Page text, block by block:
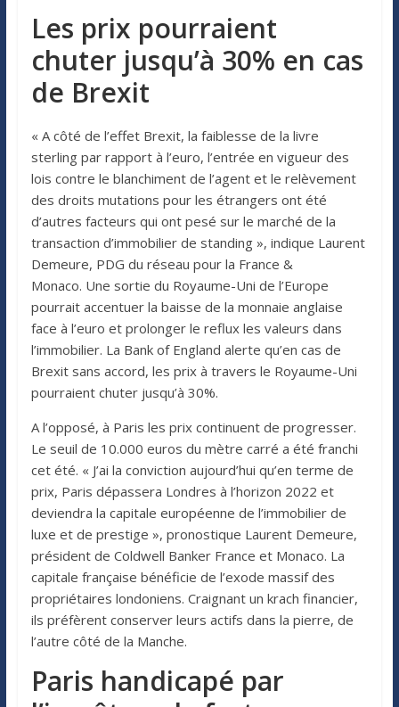
Les prix pourraient
chuter jusqu’à 30% en cas
de Brexit
« A côté de l’effet Brexit, la faiblesse de la livre
sterling par rapport à l’euro, l’entrée en vigueur des
lois contre le blanchiment de l’agent et le relèvement
des droits mutations pour les étrangers ont été
d’autres facteurs qui ont pesé sur le marché de la
transaction d’immobilier de standing », indique Laurent
Demeure, PDG du réseau pour la France &
Monaco. Une sortie du Royaume-Uni de l’Europe
pourrait accentuer la baisse de la monnaie anglaise
face à l’euro et prolonger le reflux les valeurs dans
l’immobilier. La Bank of England alerte qu’en cas de
Brexit sans accord, les prix à travers le Royaume-Uni
pourraient chuter jusqu’à 30%.
A l’opposé, à Paris les prix continuent de progresser.
Le seuil de 10.000 euros du mètre carré a été franchi
cet été. « J’ai la conviction aujourd’hui qu’en terme de
prix, Paris dépassera Londres à l’horizon 2022 et
deviendra la capitale européenne de l’immobilier de
luxe et de prestige », pronostique Laurent Demeure,
président de Coldwell Banker France et Monaco. La
capitale française bénéficie de l’exode massif des
propriétaires londoniens. Craignant un krach financier,
ils préfèrent conserver leurs actifs dans la pierre, de
l’autre côté de la Manche.
Paris handicapé par